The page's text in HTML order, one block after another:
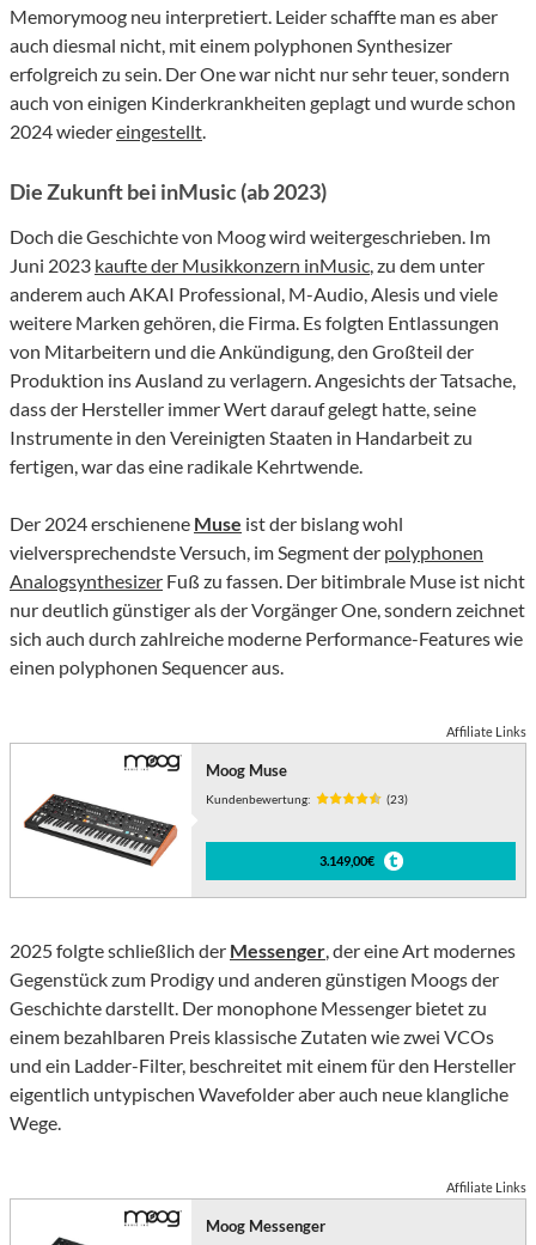
Memorymoog neu interpretiert. Leider schaffte man es aber
auch diesmal nicht, mit einem polyphonen Synthesizer
erfolgreich zu sein. Der One war nicht nur sehr teuer, sondern
auch von einigen Kinderkrankheiten geplagt und wurde schon
2024 wiedereingestellt.
Die Zukunft bei inMusic (ab 2023)
Doch die Geschichte von Moog wird weitergeschrieben. Im
Juni 2023 kaufte der Musikkonzern inMusic, zu dem unter
anderem auch AKAI Professional, M-Audio, Alesis und viele
weitere Marken gehören, die Firma. Es folgten Entlassungen
von Mitarbeitern und die Ankündigung, den Großteil der
Produktion ins Ausland zu verlagern. Angesichts der Tatsache,
dass der Hersteller immer Wert darauf gelegt hatte, seine
Instrumente in den Vereinigten Staaten in Handarbeit zu
fertigen, war das eine radikale Kehrtwende.
Der 2024 erschienene Muse ist der bislang wohl
vielversprechendste Versuch, im Segment der polyphonen
Analogsynthesizer Fuß zu fassen. Der bitimbrale Muse ist nicht
nur deutlich günstiger als der Vorgänger One, sondern zeichnet
sich auch durch zahlreiche moderne Performance-Features wie
einen polyphonen Sequencer aus.
Affiliate Links
Moog Muse
Kundenbewertung: (23)
3.149,00€
2025 folgte schließlich der Messenger, der eine Art modernes
Gegenstück zum Prodigy und anderen günstigen Moogs der
Geschichte darstellt. Der monophone Messenger bietet zu
einem bezahlbaren Preis klassische Zutaten wie zwei VCOs
und ein Ladder-Filter, beschreitet mit einem für den Hersteller
eigentlich untypischen Wavefolder aber auch neue klangliche
Wege.
Affiliate Links
Moog Messenger